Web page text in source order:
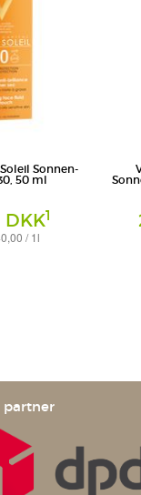
Soleil Sonnen-
50 ml
DKK1
/ 1l
partner